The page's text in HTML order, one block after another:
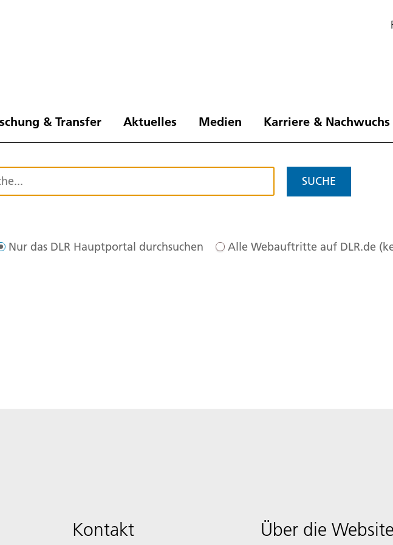
& Transfer Aktuelles Medien Karriere & Nachwuchs
SUCHE
Nur das DLR Hauptportal durchsuchen Alle Webauftritte auf DLR.de
Kontakt Über die Website